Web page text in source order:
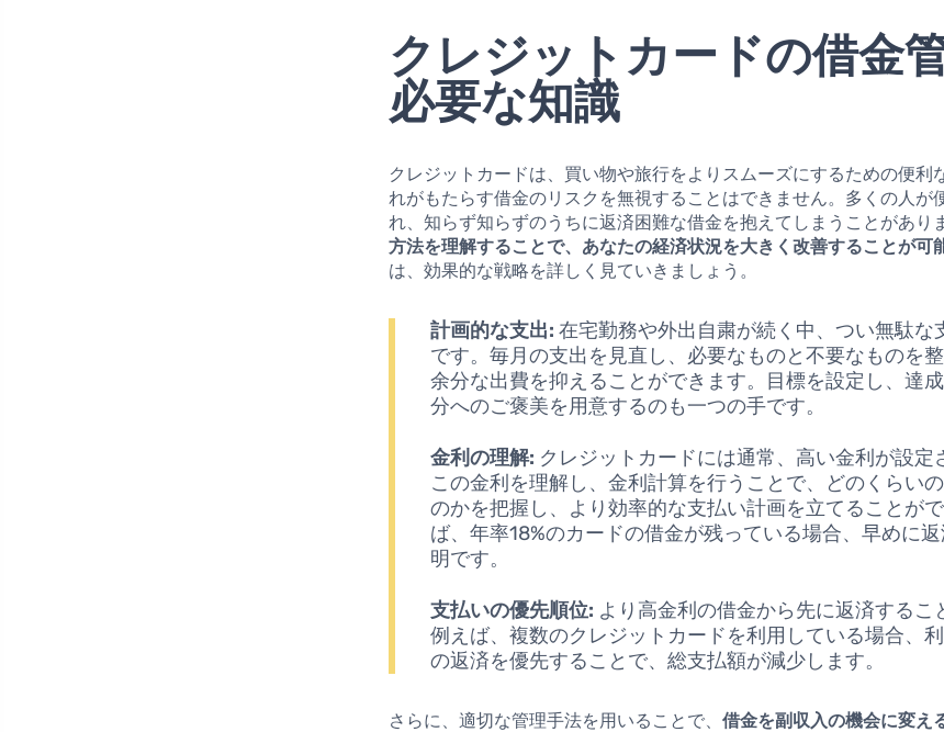
クレジットカードの借金
必要な知識
クレジットカードは、買い物や旅行をよりスムーズにするための便利
れがもたらす借金のリスクを無視することはできません。多くの人が
れ、知らず知らずのうちに返済困難な借金を抱えてしまうことがあり
方法を理解することで、あなたの経済状況を大きく改善することが可
は、効果的な戦略を詳しく見ていきましょう。
計画的な支出: 在宅勤務や外出自粛が続く中、つい無駄な
です。毎月の支出を見直し、必要なものと不要なものを整
余分な出費を抑えることができます。目標を設定し、達
分へのご褒美を用意するのも一つの手です。
金利の理解: クレジットカードには通常、高い金利が設定
この金利を理解し、金利計算を行うことで、どのくらい
のかを把握し、より効率的な支払い計画を立てることが
ば、年率18%のカードの借金が残っている場合、早めに
明です。
支払いの優先順位: より高金利の借金から先に返済するこ
例えば、複数のクレジットカードを利用している場合、
の返済を優先することで、総支払額が減少します。
さらに、適切な管理手法を用いることで、借金を副収入の機会に変え